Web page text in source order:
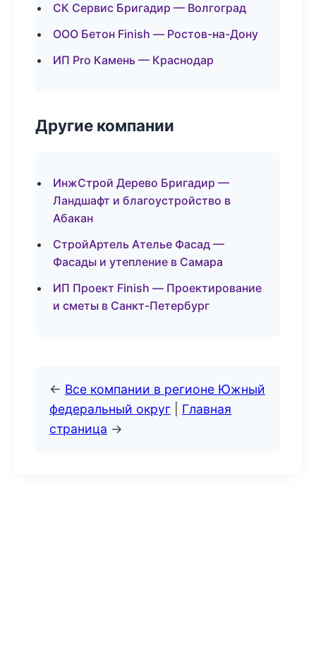
СК Сервис Бригадир — Волгоград
ООО Бетон Finish — Ростов-на-Дону
ИП Pro Камень — Краснодар
Другие компании
ИнжСтрой Дерево Бригадир —
Ландшафт и благоустройство в
Абакан
СтройАртель Ателье Фасад —
Фасады и утепление в Самара
ИП Проект Finish — Проектирование
и сметы в Санкт-Петербург
← Все компании в регионе Южный
федеральный округ
Главная
страница →